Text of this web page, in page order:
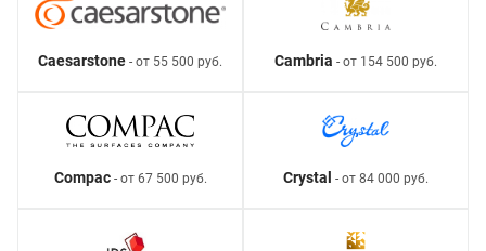
Caesarstone - от 55 500 руб. Cambria - от 154 500 руб.
Compac- от 67 500 руб. Crystal - от 84 000 руб.